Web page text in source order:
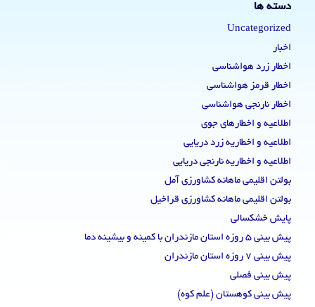
دسته ها
Uncategorized
اخبار
اخطار زرد هواشناسی
اخطار قرمز هواشناسی
اخطار نارنجی هواشناسی
اطلاعیه و اخطارهای جوی
اطلاعیه و اخطاریه زرد دریایی
اطلاعیه و اخطاریه نارنجی دریایی
بولتن اقلیمی ماهانه کشاورزی آمل
بولتن اقلیمی ماهانه کشاورزی قراخیل
پایش خشکسالی
پیش بینی 5 روزه استان مازندران با کمینه و بیشینه دما
پیش بینی 7 روزه استان مازندران
پیش بینی فصلی
پیش بینی کوهستان (علم کوه)